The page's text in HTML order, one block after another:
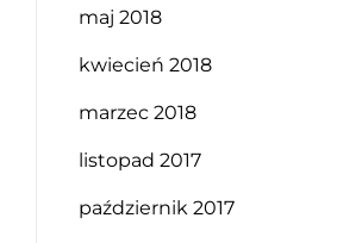
maj 2018
kwiecień 2018
marzec 2018
listopad 2017
październik 2017